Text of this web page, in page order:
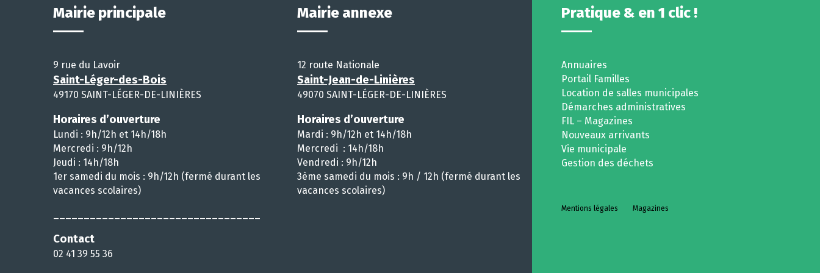
Mairie principale
9 rue du Lavoir
Saint-Léger-des-Bois
49170 SAINT-LÉGER-DE-LINIÈRES
Horaires d’ouverture
Lundi : 9h/12h et 14h/18h
Mercredi : 9h/12h
Jeudi : 14h/18h
1er samedi du mois : 9h/12h (fermé durant les
vacances scolaires)
Contact
02 41 39 55 36
Mairie annexe
12 route Nationale
Saint-Jean-de-Linières
49070 SAINT-LÉGER-DE-LINIÈRES
Horaires d’ouverture
Mardi : 9h/12h et 14h/18h
Mercredi : 14h/18h
Vendredi : 9h/12h
3ème samedi du mois : 9h / 12h (fermé durant les
vacances scolaires)
Pratique & en 1 clic !
Annuaires
Portail Familles
Location de salles municipales
Démarches administratives
FIL – Magazines
Nouveaux arrivants
Vie municipale
Gestion des déchets
Mentions légales Magazines